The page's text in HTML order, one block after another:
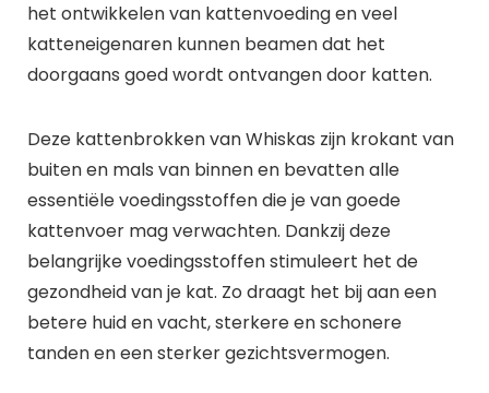
het ontwikkelen van kattenvoeding en veel
katteneigenaren kunnen beamen dat het
doorgaans goed wordt ontvangen door katten.
Deze kattenbrokken van Whiskas zijn krokant van
buiten en mals van binnen en bevatten alle
essentiële voedingsstoffen die je van goede
kattenvoer mag verwachten. Dankzij deze
belangrijke voedingsstoffen stimuleert het de
gezondheid van je kat. Zo draagt het bij aan een
betere huid en vacht, sterkere en schonere
tanden en een sterker gezichtsvermogen.